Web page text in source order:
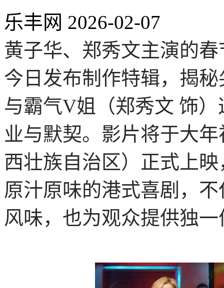
乐丰网 2026-02-07
黄子华、郑秀文主演的
今日发布制作特辑，揭
与霸气V姐（郑秀文 饰
业与默契。影片将于大
西壮族自治区）正式上
原汁原味的港式喜剧，
风味，也为观众提供独